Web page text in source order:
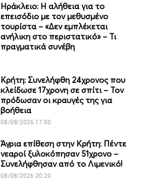
Ηράκλειο: Η αλήθεια για το
επεισόδιο με τον μεθυσμένο
τουρίστα – «Δεν εμπλέκεται
ανήλικη στο περιστατικό» – Τι
πραγματικά συνέβη
Κρήτη: Συνελήφθη 24χρονος που
κλείδωσε 17χρονη σε σπίτι – Τον
πρόδωσαν οι κραυγές της για
βοήθεια
08/08/2026 17:00
Άγρια επίθεση στην Κρήτη: Πέντε
νεαροί ξυλοκόπησαν 51χρονο –
Συνελήφθησαν από το Λιμενικό!
08/08/2026 20:20